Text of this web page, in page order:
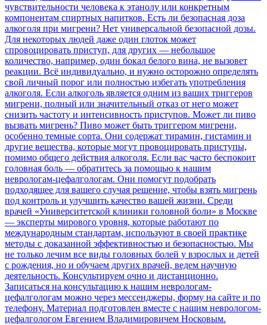
чувствительности человека к этанолу или конкретным
компонентам спиртных напитков. Есть ли безопасная доза
алкоголя при мигрени? Нет универсальной безопасной дозы.
Для некоторых людей даже один глоток может
спровоцировать приступ, для других — небольшое
количество, например, один бокал белого вина, не вызовет
реакции. Всё индивидуально, и нужно осторожно определять
свой личный порог или полностью избегать употребления
алкоголя. Если алкоголь является одним из ваших триггеров
мигрени, полный или значительный отказ от него может
снизить частоту и интенсивность приступов. Может ли пиво
вызвать мигрень? Пиво может быть триггером мигрени,
особенно темные сорта. Они содержат тирамин, гистамин и
другие вещества, которые могут провоцировать приступы,
помимо общего действия алкоголя. Если вас часто беспокоит
головная боль — обратитесь за помощью к нашим
неврологам-цефалгологам. Они помогут подобрать
подходящее для вашего случая решение, чтобы взять мигрень
под контроль и улучшить качество вашей жизни. Среди
врачей «Университетской клиники головной боли» в Москве
— эксперты мирового уровня, которые работают по
международным стандартам, используют в своей практике
методы с доказанной эффективностью и безопасностью. Мы
не только лечим все виды головных болей у взрослых и детей
с рождения, но и обучаем других врачей, ведем научную
деятельность. Консультируем очно и дистанционно.
Записаться на консультацию к нашим неврологам-
цефалгологам можно через мессенджеры, форму на сайте и по
телефону. Материал подготовлен вместе с нашим неврологом-
цефалгологом Евгением Владимировичем Носковым.